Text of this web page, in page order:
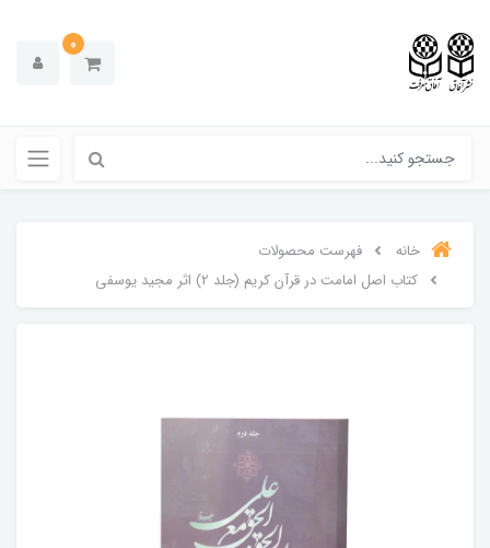
0
خانه
فهرست محصولات
کتاب اصل امامت در قرآن کریم (جلد 2) اثر مجید یوسفی